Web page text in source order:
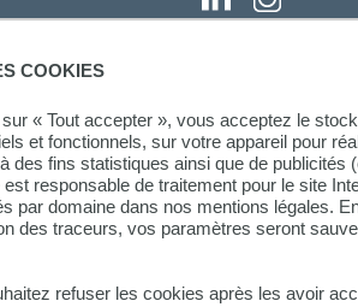
COOKIES
« Tout accepter », vous acceptez le
et fonctionnels, sur votre appareil pour
des fins statistiques ainsi que de publicités
est responsable de traitement pour le site
par domaine dans nos mentions légales.
des traceurs, vos paramètres seront
refuser les cookies après les avoir
Inspé